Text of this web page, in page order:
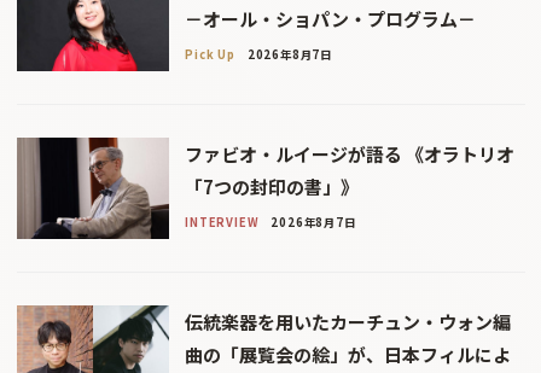
－オール・ショパン・プログラム－
Pick Up 2026年8月7日
ファビオ・ルイージが語る 《オラトリオ
「7つの封印の書」》
INTERVIEW 2026年8月7日
伝統楽器を用いたカーチュン・ウォン編
曲の「展覧会の絵」が、日本フィルによ